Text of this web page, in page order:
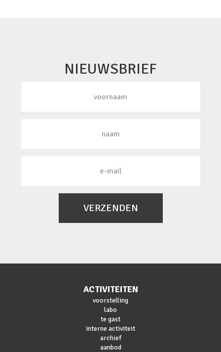
NIEUWSBRIEF
VERZENDEN
ACTIVITEITEN
voorstelling
labo
te gast
interne activiteit
archief
aanbod